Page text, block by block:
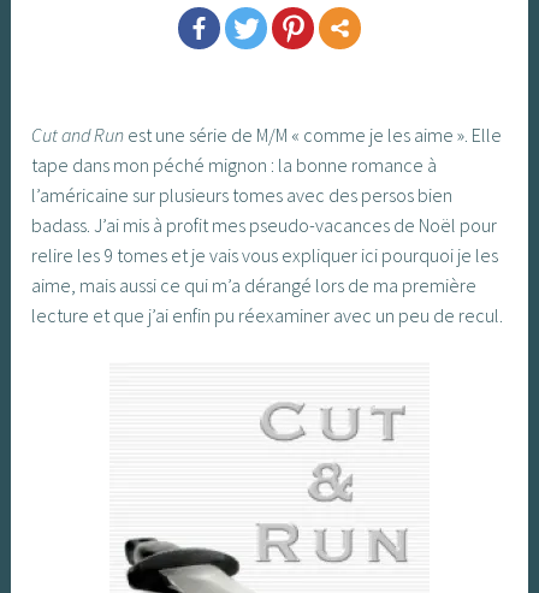
Cut and Run est une série de M/M « comme je les aime ». Elle
tape dans mon péché mignon : la bonne romance à
l’américaine sur plusieurs tomes avec des persos bien
badass. J’ai mis à profit mes pseudo-vacances de Noël pour
relire les 9 tomes et je vais vous expliquer ici pourquoi je les
aime, mais aussi ce qui m’a dérangé lors de ma première
lecture et que j’ai enfin pu réexaminer avec un peu de recul.